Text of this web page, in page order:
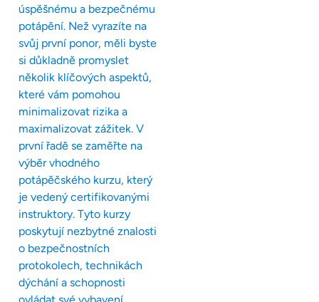
úspěšnému a bezpečnému
potápění. Než vyrazíte na
svůj první ponor, měli byste
si důkladně promyslet
několik klíčových aspektů,
které vám pomohou
minimalizovat rizika a
maximalizovat zážitek. V
první řadě se zaměřte na
výběr vhodného
potápěčského kurzu, který
je vedený certifikovanými
instruktory. Tyto kurzy
poskytují nezbytné znalosti
o bezpečnostních
protokolech, technikách
dýchání a schopnosti